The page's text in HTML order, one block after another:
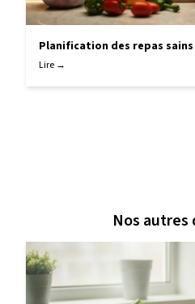
Planification des repas sains
Lire →
Nos autres